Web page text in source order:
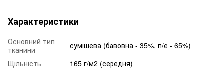
Характеристики
Основний тип
тканини
сумішева (бавовна - 35%, п/е - 65%)
Щільність
165 г/м2 (середня)